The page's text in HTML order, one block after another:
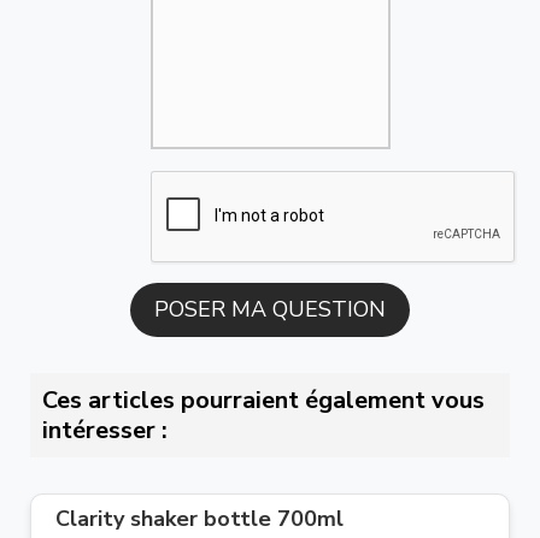
Ces articles pourraient également vous
intéresser :
Clarity shaker bottle 700ml